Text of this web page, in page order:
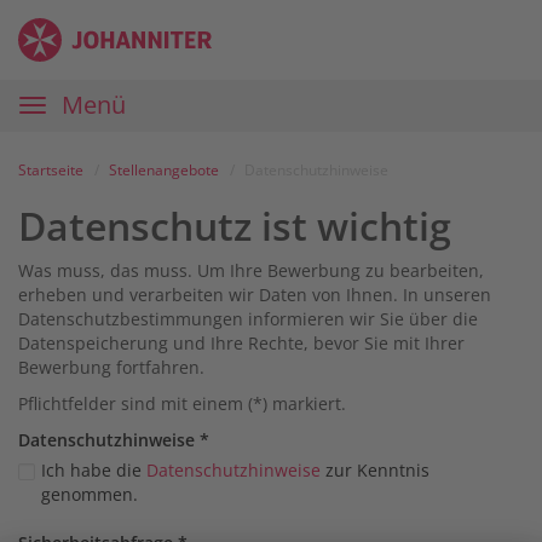
Zum
Inhalt
Anmelden
Zur
Navigation
Zur
Startseite
Karriereportal
Johanniter
Hauptnavigation
Menü
Startseite Stellenangebote
Datenschutz ist wichtig
Was muss, das muss. Um Ihre Bewerbung zu bearbeiten,
erheben und verarbeiten wir Daten von Ihnen. In unseren
Datenschutzbestimmungen informieren wir Sie über die
Datenspeicherung und Ihre Rechte, bevor Sie mit Ihrer
Bewerbung fortfahren.
Pflichtfelder sind mit einem (*) markiert.
Datenschutz­hinweise *
Ich habe die Datenschutzhinweise zur Kenntnis
genommen.